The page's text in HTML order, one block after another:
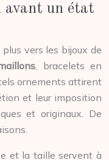
avant un état
vers les bijoux de
, bracelets en
ornements attirent
et leur imposition
et originaux. De
et la taille servent à